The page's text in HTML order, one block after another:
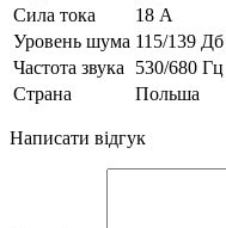
Сила тока
18 А
Уровень шума 115/139 Дб
Частота звука
530/680 Гц
Страна
Польша
Написати відгук